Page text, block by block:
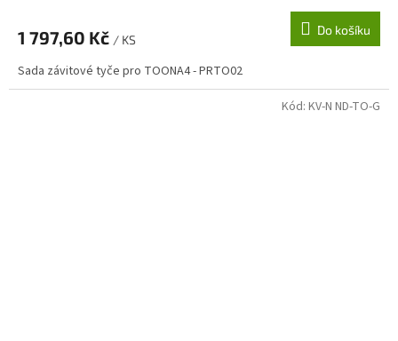
1 797,60 Kč / KS
Do košíku
Sada závitové tyče pro TOONA4 - PRTO02
Kód: KV-N ND-TO-G